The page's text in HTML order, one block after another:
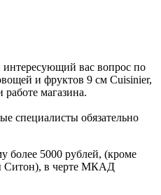
вас вопрос по
и фруктов 9 см Cuisinier,
магазина.
специалисты обязательно
более 5000 рублей, (кроме
Ситон), в черте МКАД